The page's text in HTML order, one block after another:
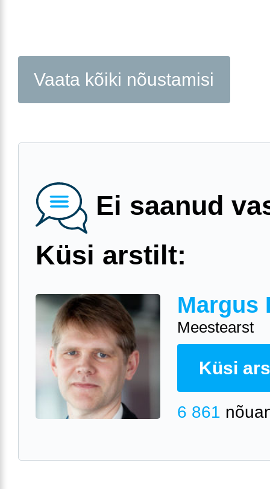
Vaata kõiki nõustamisi
Ei saanud
Küsi arstilt:
Margus
Meestearst
Küsi
6 861